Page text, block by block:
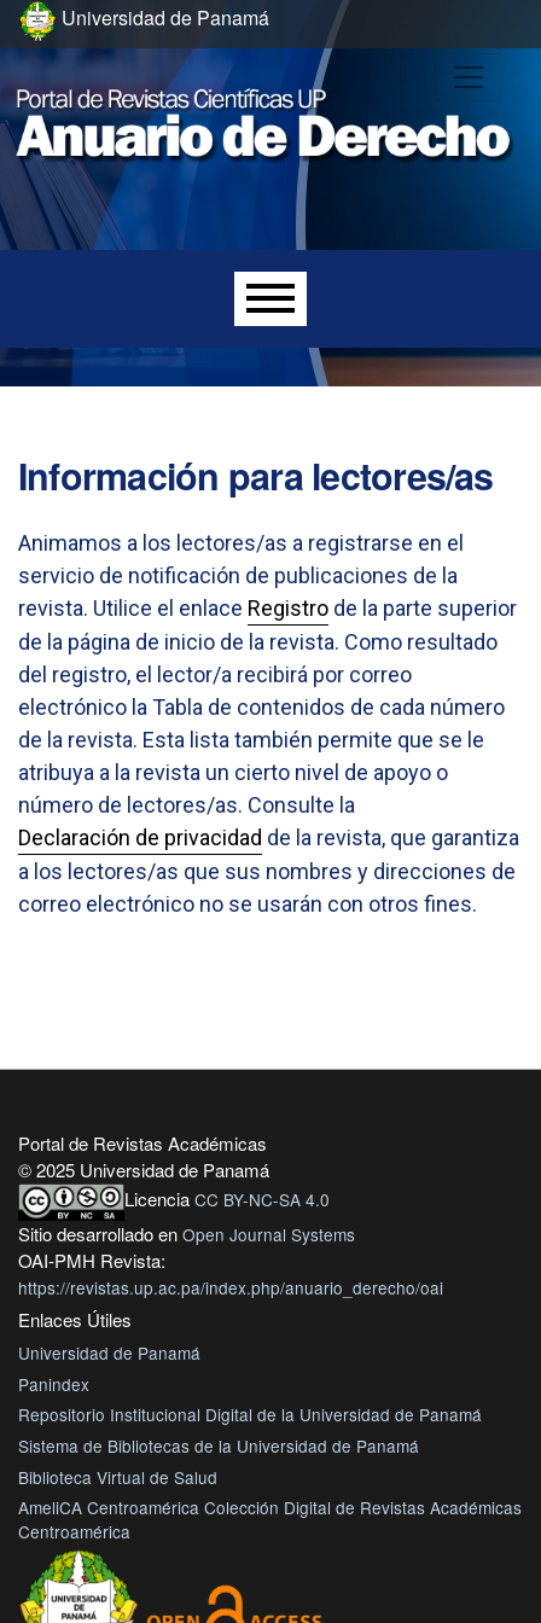
Ir al menú de navegación principal
Ir al contenido principal
Ir al pie de página del sitio
Universidad de Panamá
Menú principal
Información para lectores/as
Animamos a los lectores/as a registrarse en el
servicio de notificación de publicaciones de la
revista. Utilice el enlace Registro de la parte superior
de la página de inicio de la revista. Como resultado
del registro, el lector/a recibirá por correo
electrónico la Tabla de contenidos de cada número
de la revista. Esta lista también permite que se le
atribuya a la revista un cierto nivel de apoyo o
número de lectores/as. Consulte la
Declaración de privacidad de la revista, que garantiza
a los lectores/as que sus nombres y direcciones de
correo electrónico no se usarán con otros fines.
Portal de Revistas Académicas
© 2025 Universidad de Panamá
Licencia CC BY-NC-SA 4.0
Sitio desarrollado en Open Journal Systems
OAI-PMH Revista:
https://revistas.up.ac.pa/index.php/anuario_derecho/oai
Enlaces Útiles
Universidad de Panamá
Panindex
Repositorio Institucional Digital de la Universidad de Panamá
Sistema de Bibliotecas de la Universidad de Panamá
Biblioteca Virtual de Salud
AmeliCA Centroamérica Colección Digital de Revistas Académicas
Centroamérica